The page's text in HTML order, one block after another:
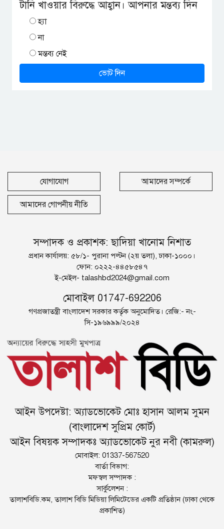
টানি খাওয়ার বিরুদ্ধে আহ্বান। আপনার মন্তব্য দিন
হ্যা
না
মন্তব্য নেই
ভোট দিন
যোগাযোগ আমাদের সম্পর্কে
আমাদের গোপনীয় নীতি
সম্পাদক ও প্রকাশক: ছাদিয়া খানোম নিশাত
প্রধান কার্যালয়: ৫৮/১- পুরানা পল্টন (২য় তলা), ঢাকা-১০০০।
ফোন: ০২২২-৪৪৫৮৫৪৭
ই-মেইল- talashbd2024@gmail.com
মোবাইল 01747-692206
গণপ্রজাতন্ত্রী বাংলাদেশ সরকার কর্তৃক অনুমোদিত। রেজি:- নং-
সি-১৯৬৯৯৯/২০২৪
আইন উপদেষ্টা: অ্যাডভোকেট মোঃ হাসান আলম সুমন
(বাংলাদেশ সুপ্রিম কোর্ট)
আইন বিষয়ক সম্পাদকঃ অ্যাডভোকেট নুর নবী (কামরুল)
মোবাইল: 01337-567520
বার্তা বিভাগ:
মফস্বল সম্পাদক :
সার্কুলেশন :
তালাশবিডি.কম, তালাশ বিডি মিডিয়া লিমিটেডের একটি প্রতিষ্ঠান (ঢাকা থেকে
প্রকাশিত)